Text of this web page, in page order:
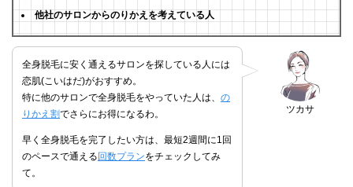
他社のサロンからのりかえを考えている人
ツカサ
全身脱毛に安く通えるサロンを探している人には
恋肌(こいはだ)がおすすめ。
特に他のサロンで全身脱毛をやっていた人は、 の
りかえ割でさらにお得になるわ。
早く全身脱毛を完了したい方は、最短2週間に1回
のペースで通える 回数プランをチェックしてみ
て。